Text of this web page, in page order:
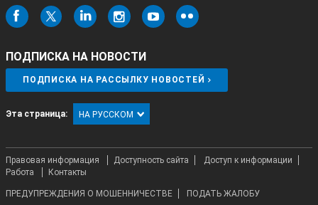
ПОДПИСКА НА НОВОСТИ
ПОДПИСКА НА РАССЫЛКУ НОВОСТЕЙ
Эта страница: НА РУССКОМ
Правовая информация Доступность сайта
Доступ к информации
Работа
Контакты
ПРЕДУПРЕЖДЕНИЯ О МОШЕННИЧЕСТВЕ ПОДАТЬ ЖАЛОБУ